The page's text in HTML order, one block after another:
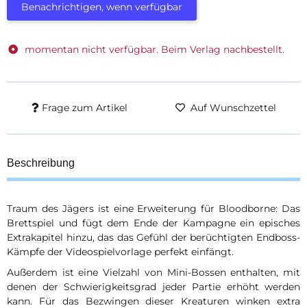
Benachrichtigen, wenn verfügbar
momentan nicht verfügbar. Beim Verlag nachbestellt.
Frage zum Artikel Auf Wunschzettel
Beschreibung
Traum des Jägers ist eine Erweiterung für Bloodborne: Das
Brettspiel und fügt dem Ende der Kampagne ein episches
Extrakapitel hinzu, das das Gefühl der berüchtigten Endboss-
Kämpfe der Videospielvorlage perfekt einfängt.
Außerdem ist eine Vielzahl von Mini-Bossen enthalten, mit
denen der Schwierigkeitsgrad jeder Partie erhöht werden
kann. Für das Bezwingen dieser Kreaturen winken extra